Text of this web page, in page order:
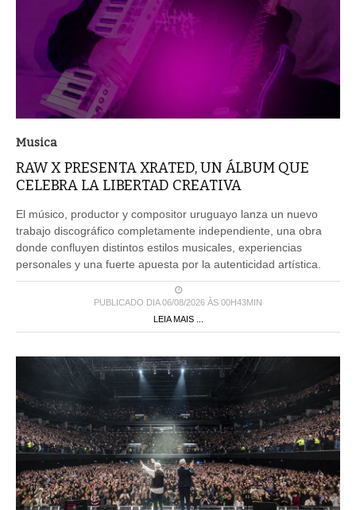
Musica
RAW X PRESENTA XRATED, UN ÁLBUM QUE
CELEBRA LA LIBERTAD CREATIVA
El músico, productor y compositor uruguayo lanza un nuevo
trabajo discográfico completamente independiente, una obra
donde confluyen distintos estilos musicales, experiencias
personales y una fuerte apuesta por la autenticidad artística.
PUBLICADO DIA 06/08/2026 ÀS 00H43MIN
LEIA MAIS ...